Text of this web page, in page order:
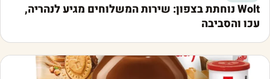
Wolt נוחתת בצפון: שירות המשלוחים מגיע לנהריה,
עכו והסביבה